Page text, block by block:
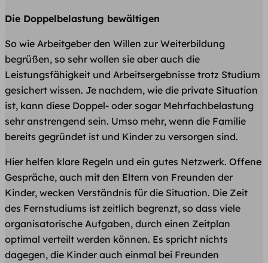
Die Doppelbelastung bewältigen
So wie Arbeitgeber den Willen zur Weiterbildung
begrüßen, so sehr wollen sie aber auch die
Leistungsfähigkeit und Arbeitsergebnisse trotz Studium
gesichert wissen. Je nachdem, wie die private Situation
ist, kann diese Doppel- oder sogar Mehrfachbelastung
sehr anstrengend sein. Umso mehr, wenn die Familie
bereits gegründet ist und Kinder zu versorgen sind.
Hier helfen klare Regeln und ein gutes Netzwerk. Offene
Gespräche, auch mit den Eltern von Freunden der
Kinder, wecken Verständnis für die Situation. Die Zeit
des Fernstudiums ist zeitlich begrenzt, so dass viele
organisatorische Aufgaben, durch einen Zeitplan
optimal verteilt werden können. Es spricht nichts
dagegen, die Kinder auch einmal bei Freunden